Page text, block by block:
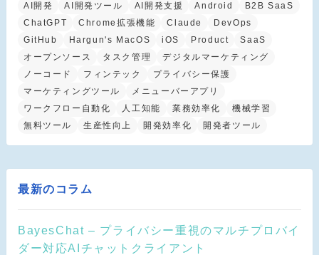
AI開発
AI開発ツール AI開発支援 Android
B2B SaaS
ChatGPT
Chrome拡張機能 Claude
DevOps
GitHub
Hargun's MacOS iOS Product
SaaS
オープンソース
タスク管理
デジタルマーケティング
ノーコード
フィンテック
プライバシー保護
マーケティングツール
メニューバーアプリ
ワークフロー自動化
人工知能 業務効率化
機械学習
無料ツール
生産性向上 開発効率化 開発者ツール
最新のコラム
BayesChat – プライバシー重視のマルチプロバイ
ダー対応AIチャットクライアント